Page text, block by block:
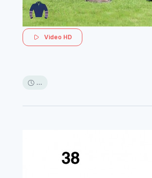
Video HD
...